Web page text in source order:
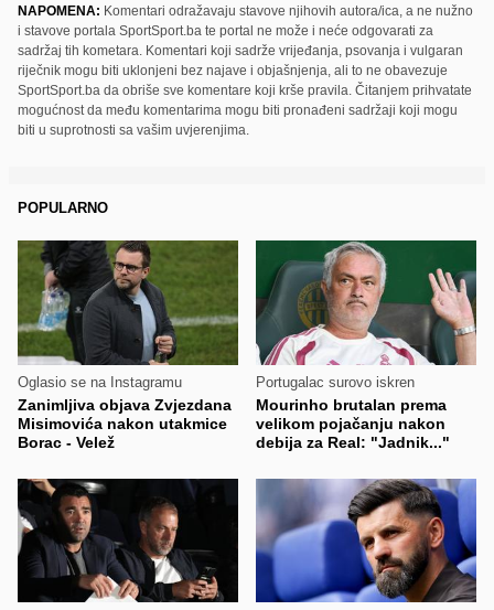
NAPOMENA: Komentari odražavaju stavove njihovih autora/ica, a ne nužno
i stavove portala SportSport.ba te portal ne može i neće odgovarati za
sadržaj tih kometara. Komentari koji sadrže vrijeđanja, psovanja i vulgaran
riječnik mogu biti uklonjeni bez najave i objašnjenja, ali to ne obavezuje
SportSport.ba da obriše sve komentare koji krše pravila. Čitanjem prihvatate
mogućnost da među komentarima mogu biti pronađeni sadržaji koji mogu
biti u suprotnosti sa vašim uvjerenjima.
POPULARNO
Oglasio se na Instagramu
Zanimljiva objava Zvjezdana
Misimovića nakon utakmice
Borac - Velež
Portugalac surovo iskren
Mourinho brutalan prema
velikom pojačanju nakon
debija za Real: "Jadnik..."